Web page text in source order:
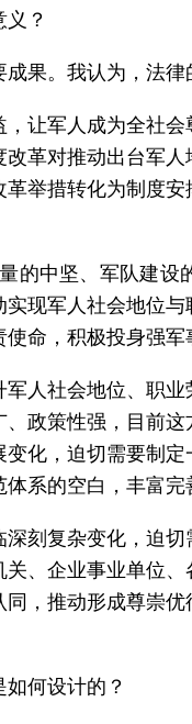
？
果。我认为，法律
让军人成为全社
革对推动出台军
举措转化为制度
的中坚、军队建
现军人社会地位与
命，积极投身强军
人社会地位、职
政策性强，目前
化，迫切需要制
系的空白，丰富完
刻复杂变化，迫
、企业事业单位
，推动形成尊崇
何设计的？